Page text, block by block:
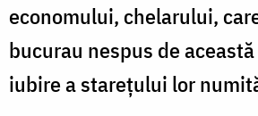
economului, chelarului,
bucurau nespus de
iubire a starețului lor